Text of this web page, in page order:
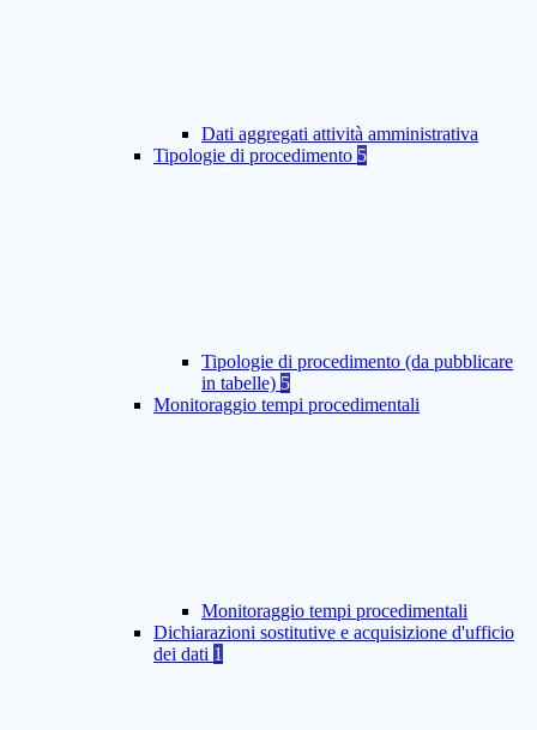
Dati aggregati attività amministrativa
Tipologie di procedimento 5
Tipologie di procedimento (da pubblicare
in tabelle) 5
Monitoraggio tempi procedimentali
Monitoraggio tempi procedimentali
Dichiarazioni sostitutive e acquisizione d'ufficio
dei dati 1